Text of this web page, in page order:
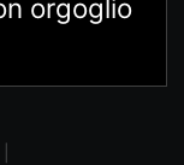
orgoglio